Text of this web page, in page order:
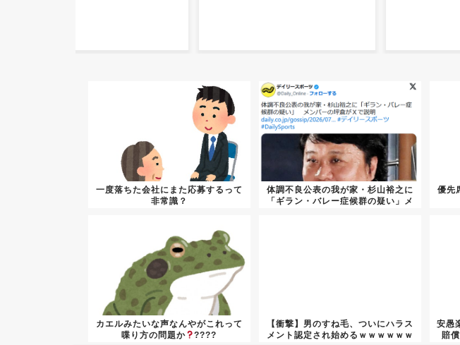
一度落ちた会社にまた応募するって
非常識？
体調不良公表の我が家・杉山裕之に
「ギラン・バレー症候群の疑い」メ
優先
カエルみたいな声なんやがこれって
喋り方の問題か
????
【衝撃】男のすね毛、ついにハラス
メント認定され始めるｗｗｗｗｗｗ
安愚
賠